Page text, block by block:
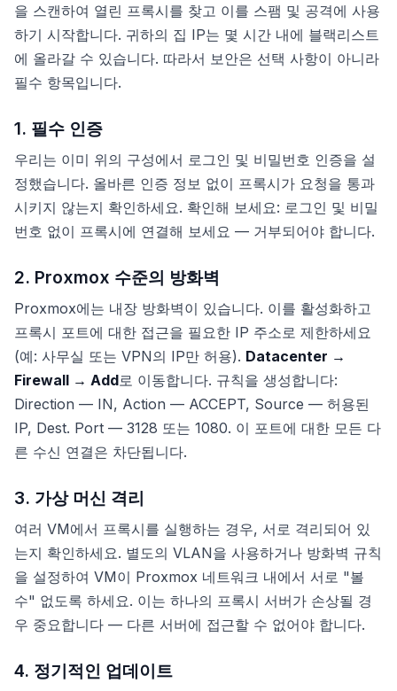
을 스캔하여 열린 프록시를 찾고 이를 스팸 및 공격에 사용
하기 시작합니다. 귀하의 집 IP는 몇 시간 내에 블랙리스트
에 올라갈 수 있습니다. 따라서 보안은 선택 사항이 아니라
필수 항목입니다.
1. 필수 인증
우리는 이미 위의 구성에서 로그인 및 비밀번호 인증을 설
정했습니다. 올바른 인증 정보 없이 프록시가 요청을 통과
시키지 않는지 확인하세요. 확인해 보세요: 로그인 및 비밀
번호 없이 프록시에 연결해 보세요 — 거부되어야 합니다.
2. Proxmox 수준의 방화벽
Proxmox에는 내장 방화벽이 있습니다. 이를 활성화하고
프록시 포트에 대한 접근을 필요한 IP 주소로 제한하세요
(예: 사무실 또는 VPN의 IP만 허용). Datacenter →
Firewall → Add로 이동합니다. 규칙을 생성합니다:
Direction — IN, Action — ACCEPT, Source — 허용된
IP, Dest. Port — 3128 또는 1080. 이 포트에 대한 모든 다
른 수신 연결은 차단됩니다.
3. 가상 머신 격리
여러 VM에서 프록시를 실행하는 경우, 서로 격리되어 있
는지 확인하세요. 별도의 VLAN을 사용하거나 방화벽 규칙
을 설정하여 VM이 Proxmox 네트워크 내에서 서로 "볼
수" 없도록 하세요. 이는 하나의 프록시 서버가 손상될 경
우 중요합니다 — 다른 서버에 접근할 수 없어야 합니다.
4. 정기적인 업데이트